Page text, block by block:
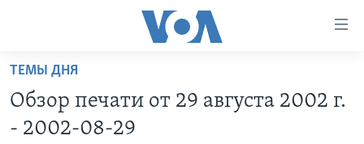
Перейти
основной
контент
ГЛАВНОЕ
ПРОГРАММЫ
ТЕМЫ ДНЯ
Обзор печати от 29 августа 2002 г.
- 2002-08-29